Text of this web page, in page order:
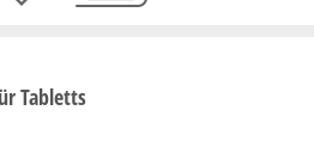
Tabletts